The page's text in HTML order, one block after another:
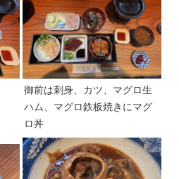
御前は刺身、カツ、マグロ生
ハム、マグロ鉄板焼きにマグ
ロ丼